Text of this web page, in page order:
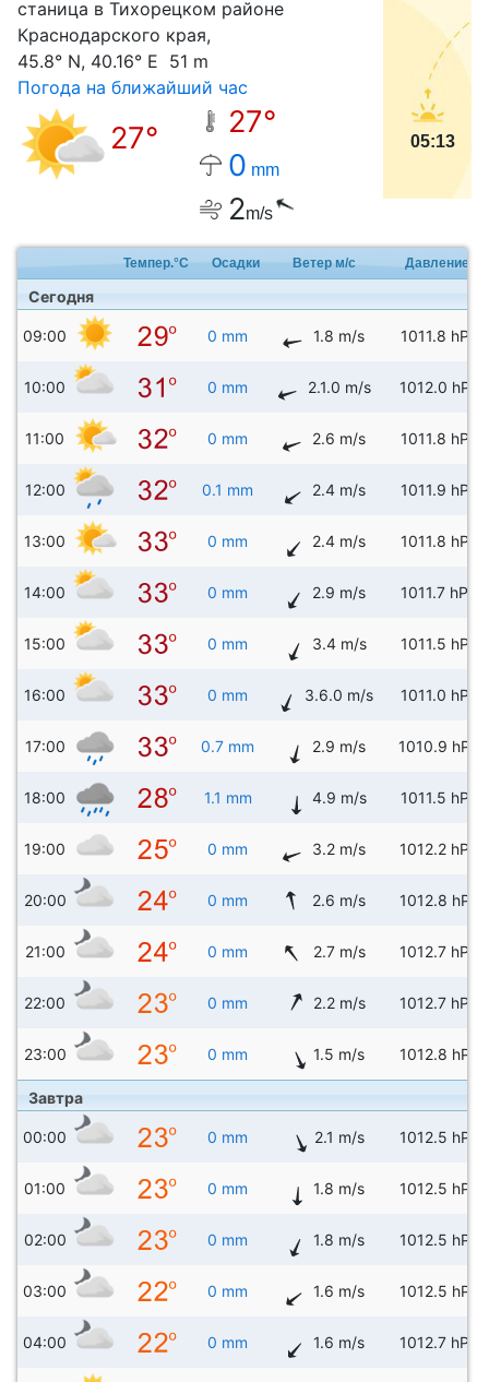
станица в Тихорецком районе
Краснодарского края,
45.8° N, 40.16° E 51 m
Погода на ближайший час
27°
27°
0 mm
2m/s
05:13
Темпер.°C Осадки Ветер м/с Давление
Сегодня
09:00 0 mm 1.8 m/s 1011.8 hPa
10:00 0 mm 2.1.0 m/s 1012.0 hPa
11:00 0 mm 2.6 m/s 1011.8 hPa
12:00 0.1 mm 2.4 m/s 1011.9 hPa
13:00 0 mm 2.4 m/s 1011.8 hPa
14:00 0 mm 2.9 m/s 1011.7 hPa
15:00 0 mm 3.4 m/s 1011.5 hPa
16:00 0 mm 3.6.0 m/s 1011.0 hPa
17:00 0.7 mm 2.9 m/s 1010.9 hPa
18:00 1.1 mm 4.9 m/s 1011.5 hPa
19:00 0 mm 3.2 m/s 1012.2 hPa
20:00 0 mm 2.6 m/s 1012.8 hPa
21:00 0 mm 2.7 m/s 1012.7 hPa
22:00 0 mm 2.2 m/s 1012.7 hPa
23:00 0 mm 1.5 m/s 1012.8 hPa
Завтра
00:00 0 mm 2.1 m/s 1012.5 hPa
01:00 0 mm 1.8 m/s 1012.5 hPa
02:00 0 mm 1.8 m/s 1012.5 hPa
03:00 0 mm 1.6 m/s 1012.5 hPa
04:00 0 mm 1.6 m/s 1012.7 hPa